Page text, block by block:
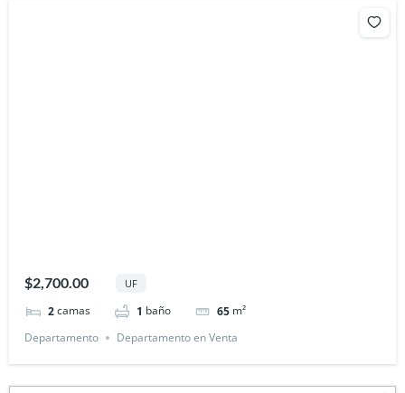
$2,700.00 UF
2camas 1 baño 65 m²
Departamento
Departamento en Venta